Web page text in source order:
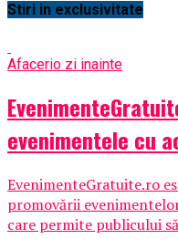
Stiri in exclusivitate
Afacerio zi inainte
evenimentele cu
EvenimenteGratuite.ro
promovării
care permite publicului